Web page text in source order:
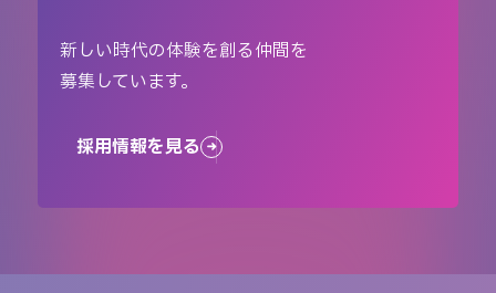
新しい時代の体験を創る仲間を
募集しています。
採用情報を見る